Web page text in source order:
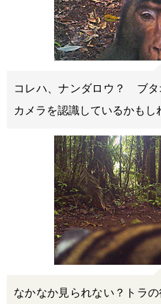
コレハ、ナンダロウ？ ブタ
カメラを認識しているかもし
なかなか見られない？トラ